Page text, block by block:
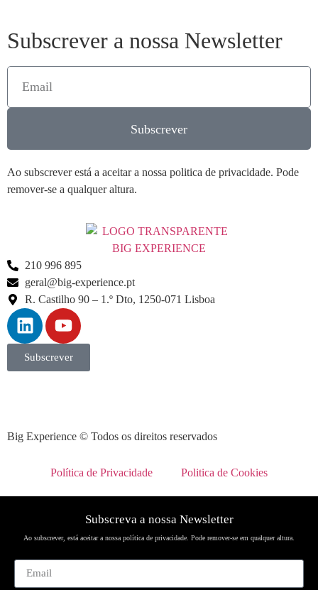
Subscrever a nossa Newsletter
Subscrever
Ao subscrever está a aceitar a nossa politica de privacidade. Pode
remover-se a qualquer altura.
210 996 895
geral@big-experience.pt
R. Castilho 90 – 1.º Dto, 1250-071 Lisboa
Subscrever
Big Experience © Todos os direitos reservados
Política de Privacidade Politica de Cookies
Subscreva a nossa Newsletter
Ao subscrever, está aceitar a nossa política de privacidade. Pode remover-se em qualquer altura.